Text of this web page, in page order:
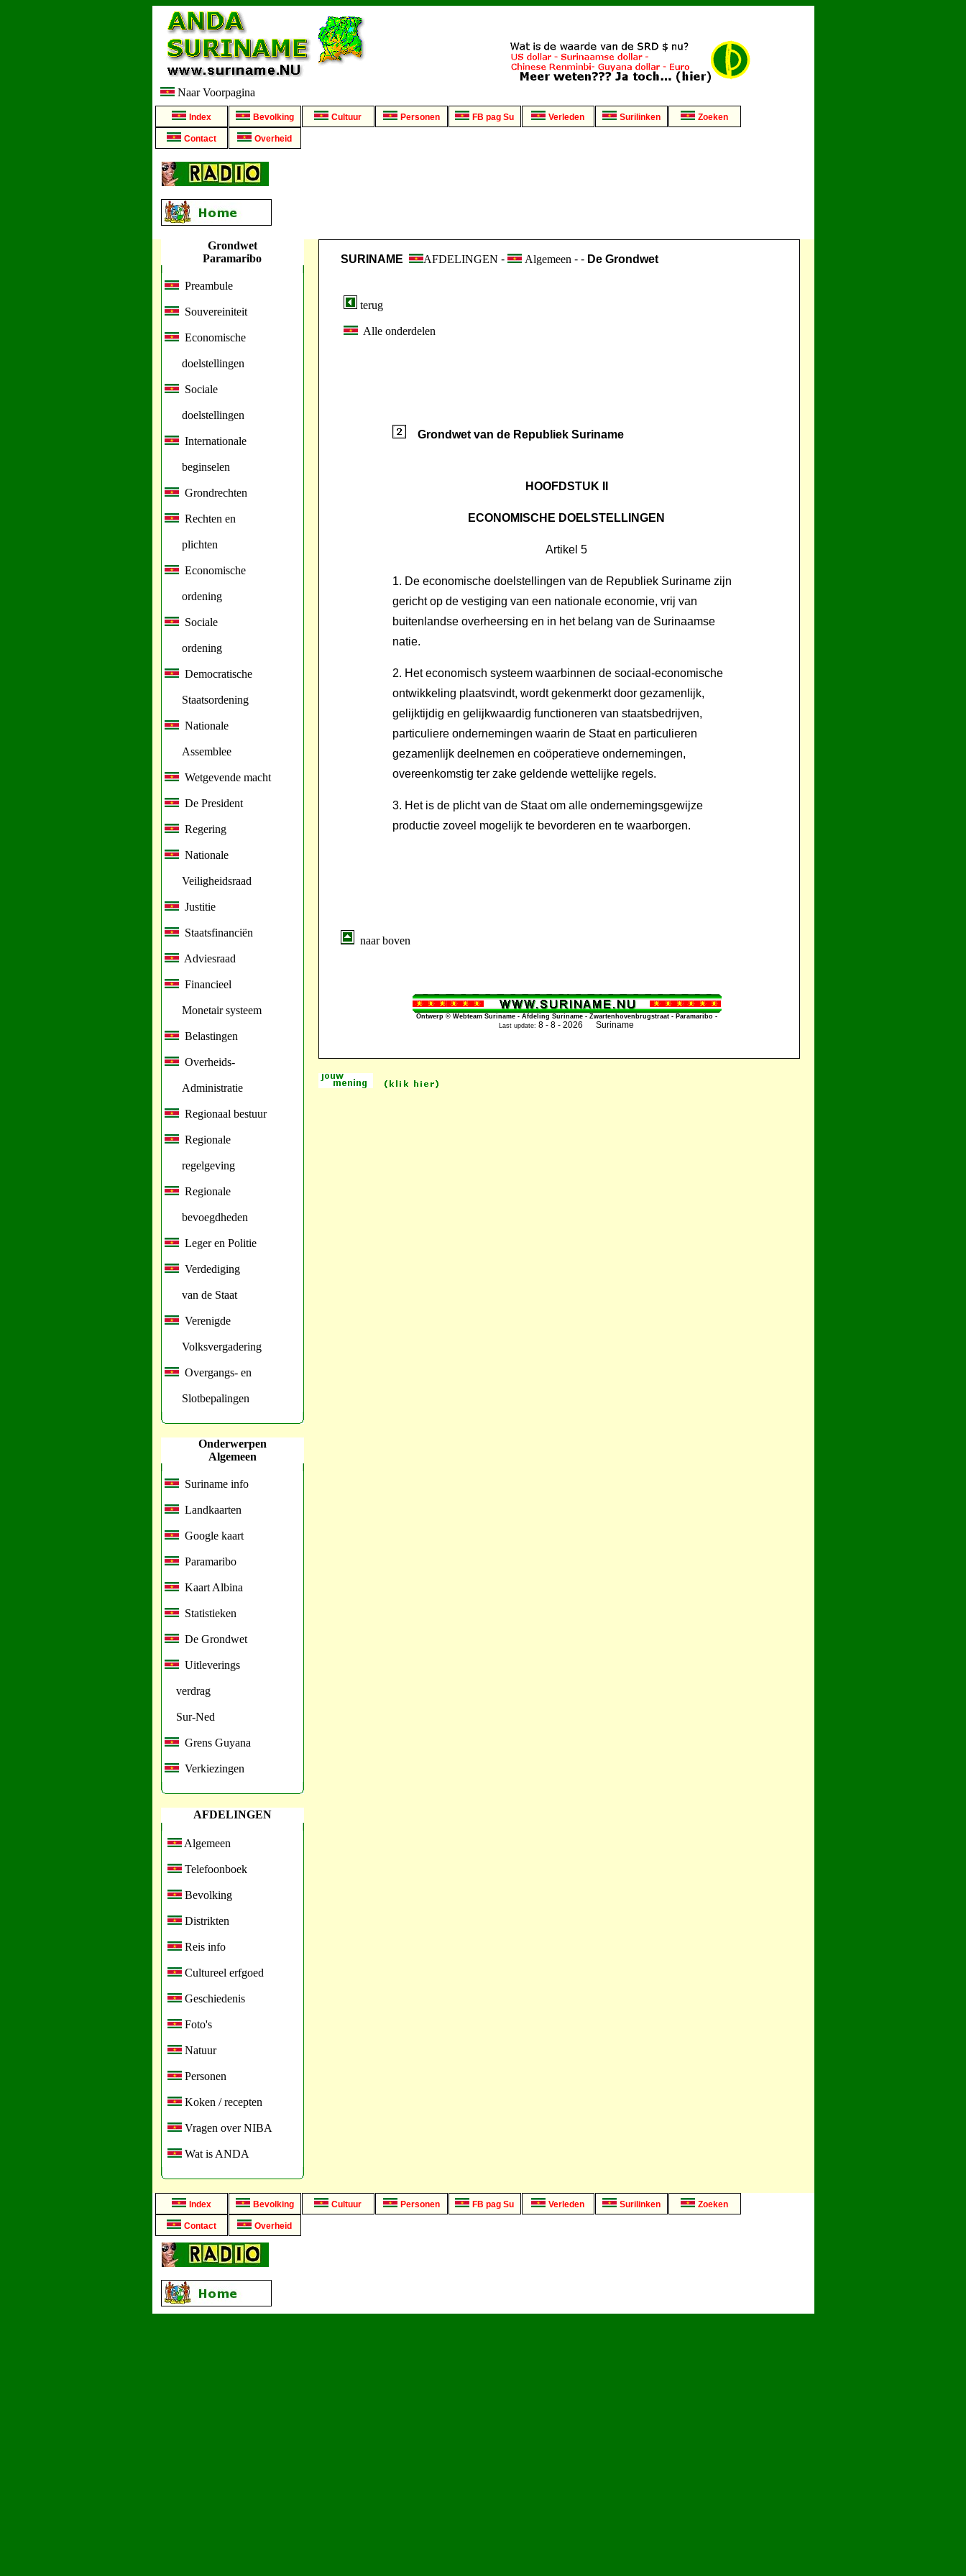
Naar Voorpagina
Index Bevolking Cultuur Personen FB pag Su Verleden Surilinken Zoeken
Contact Overheid
Grondwet
Paramaribo
Preambule
Souvereiniteit
Economische
doelstellingen
Sociale
doelstellingen
Internationale
beginselen
Grondrechten
Rechten en
plichten
Economische
ordening
Sociale
ordening
Democratische
Staatsordening
Nationale
Assemblee
Wetgevende macht
De President
Regering
Nationale
Veiligheidsraad
Justitie
Staatsfinanciën
Adviesraad
Financieel
Monetair systeem
Belastingen
Overheids-
Administratie
Regionaal bestuur
Regionale
regelgeving
Regionale
bevoegdheden
Leger en Politie
Verdediging
van de Staat
Verenigde
Volksvergadering
Overgangs- en
Slotbepalingen
Onderwerpen
Algemeen
Suriname info
Landkaarten
Google kaart
Paramaribo
Kaart Albina
Statistieken
De Grondwet
Uitleverings
verdrag
Sur-Ned
Grens Guyana
Verkiezingen
AFDELINGEN
Algemeen
Telefoonboek
Bevolking
Distrikten
Reis info
Cultureel erfgoed
Geschiedenis
Foto's
Natuur
Personen
Koken / recepten
Vragen over NIBA
Wat is ANDA
SURINAME AFDELINGEN - Algemeen - - De Grondwet
terug
Alle onderdelen
Grondwet van de Republiek Suriname
HOOFDSTUK II
ECONOMISCHE DOELSTELLINGEN
Artikel 5
1. De economische doelstellingen van de Republiek Suriname zijn
gericht op de vestiging van een nationale economie, vrij van
buitenlandse overheersing en in het belang van de Surinaamse
natie.
2. Het economisch systeem waarbinnen de sociaal-economische
ontwikkeling plaatsvindt, wordt gekenmerkt door gezamenlijk,
gelijktijdig en gelijkwaardig functioneren van staatsbedrijven,
particuliere ondernemingen waarin de Staat en particulieren
gezamenlijk deelnemen en coöperatieve ondernemingen,
overeenkomstig ter zake geldende wettelijke regels.
3. Het is de plicht van de Staat om alle ondernemingsgewijze
productie zoveel mogelijk te bevorderen en te waarborgen.
naar boven
Ontwerp © Webteam Suriname - Afdeling Suriname - Zwartenhovenbrugstraat - Paramaribo -
Last update: 8 - 8 - 2026 Suriname
Index Bevolking Cultuur Personen FB pag Su Verleden Surilinken Zoeken
Contact Overheid